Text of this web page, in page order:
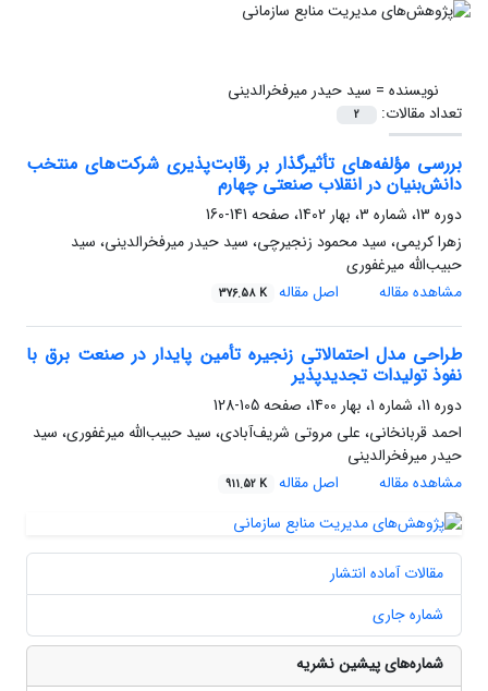
نویسنده = سید حیدر میرفخر‌الدینی
تعداد مقالات:
2
بررسی مؤلفه‌های تأثیرگذار بر رقابت‌پذیری شرکت‌های منتخب
دانش‌بنیان در انقلاب صنعتی چهارم
دوره 13، شماره 3، بهار 1402، صفحه
141-160
زهرا کریمی، سید محمود زنجیرچی، سید حیدر میرفخر‌الدینی، سید
حبیب‌الله میرغفوری
مشاهده مقاله
اصل مقاله 376.58 K
طراحی مدل احتمالاتی زنجیره تأمین پایدار در صنعت برق با
نفوذ تولیدات تجدیدپذیر
دوره 11، شماره 1، بهار 1400، صفحه
105-128
احمد قربانخانی، علی مروتی شریف‌آبادی، سید حبیب‌الله میرغفوری، سید
حیدر میرفخر‌الدینی
مشاهده مقاله
اصل مقاله 911.52 K
مقالات آماده انتشار
شماره جاری
شماره‌های پیشین نشریه